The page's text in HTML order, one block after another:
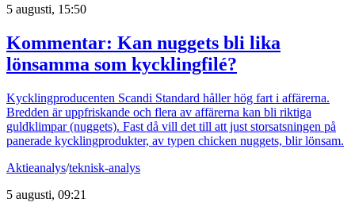
5 augusti, 15:50
Kommentar: Kan nuggets bli lika
lönsamma som kycklingfilé?
Kycklingproducenten Scandi Standard håller hög fart i affärerna.
Bredden är uppfriskande och flera av affärerna kan bli riktiga
guldklimpar (nuggets). Fast då vill det till att just storsatsningen på
panerade kycklingprodukter, av typen chicken nuggets, blir lönsam.
Aktieanalys/teknisk-analys
5 augusti, 09:21